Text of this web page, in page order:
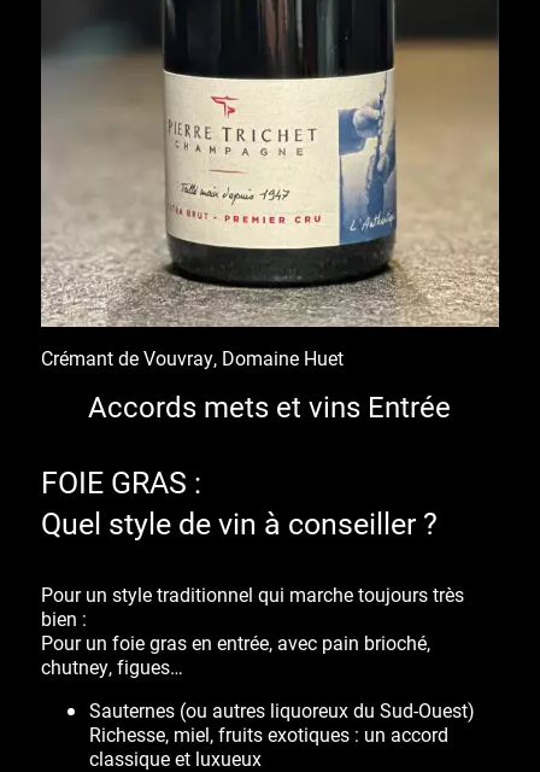
Crémant de Vouvray, Domaine Huet
Accords mets et vins Entrée
FOIE GRAS :
Quel style de vin à conseiller ?
Pour un style traditionnel qui marche toujours très
bien :
Pour un foie gras en entrée, avec pain brioché,
chutney, figues…
Sauternes (ou autres liquoreux du Sud-Ouest)
Richesse, miel, fruits exotiques : un accord
classique et luxueux